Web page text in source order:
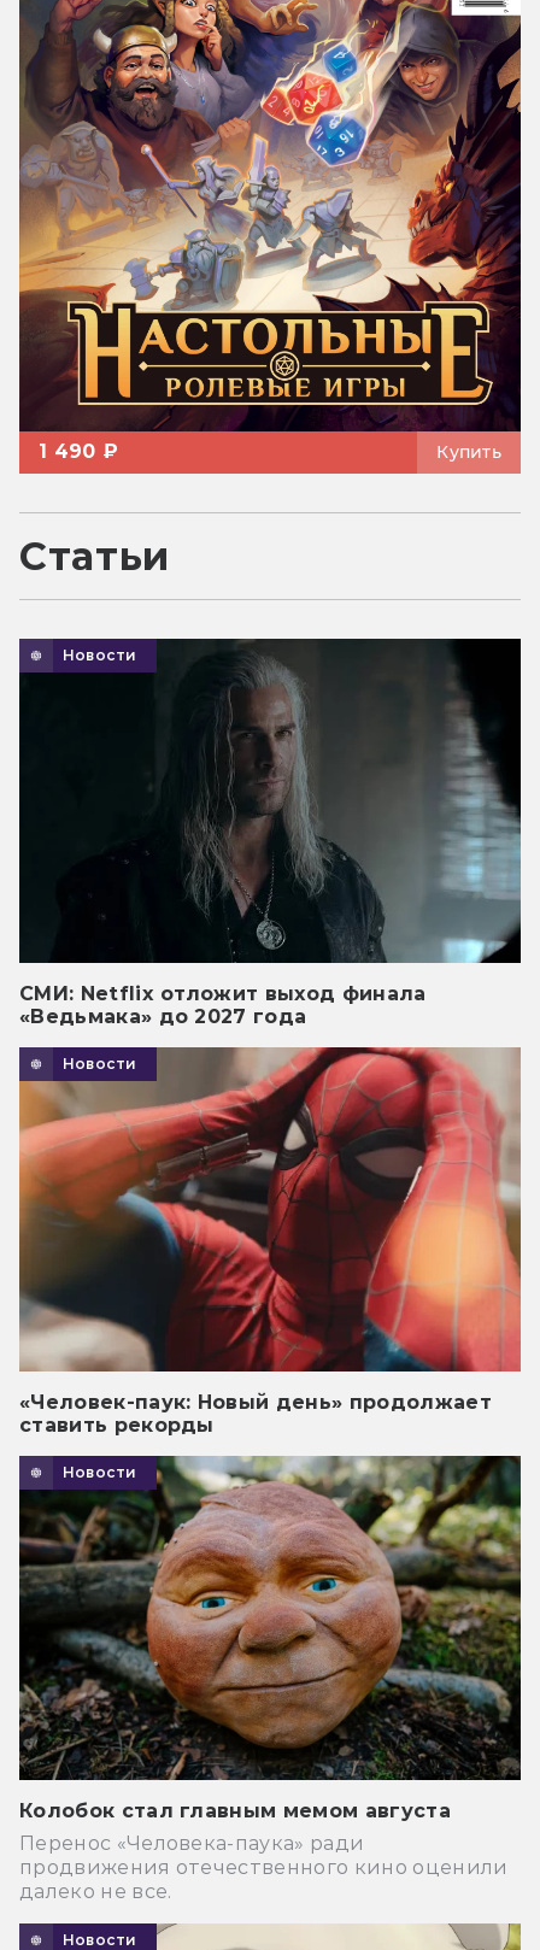
1 490 ₽ Купить
Статьи
Новости
СМИ: Netflix отложит выход финала
«Ведьмака» до 2027 года
Новости
«Человек-паук: Новый день» продолжает
ставить рекорды
Новости
Колобок стал главным мемом августа
Перенос «Человека-паука» ради
продвижения отечественного кино оценили
далеко не все.
Новости